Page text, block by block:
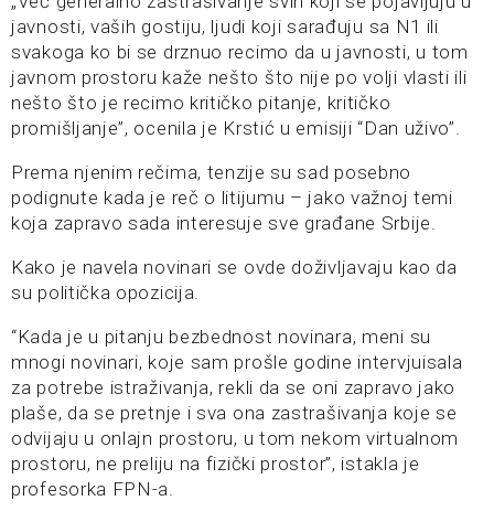
javnosti, vaših gostiju, ljudi koji sarađuju sa N1 ili
svakoga ko bi se drznuo recimo da u javnosti, u tom
javnom prostoru kaže nešto što nije po volji vlasti ili
nešto što je recimo kritičko pitanje, kritičko
promišljanje”, ocenila je Krstić u emisiji “Dan uživo”.
Prema njenim rečima, tenzije su sad posebno
podignute kada je reč o litijumu – jako važnoj temi
koja zapravo sada interesuje sve građane Srbije.
Kako je navela novinari se ovde doživljavaju kao da
su politička opozicija.
“Kada je u pitanju bezbednost novinara, meni su
mnogi novinari, koje sam prošle godine intervjuisala
za potrebe istraživanja, rekli da se oni zapravo jako
plaše, da se pretnje i sva ona zastrašivanja koje se
odvijaju u onlajn prostoru, u tom nekom virtualnom
prostoru, ne preliju na fizički prostor”, istakla je
profesorka FPN-a.